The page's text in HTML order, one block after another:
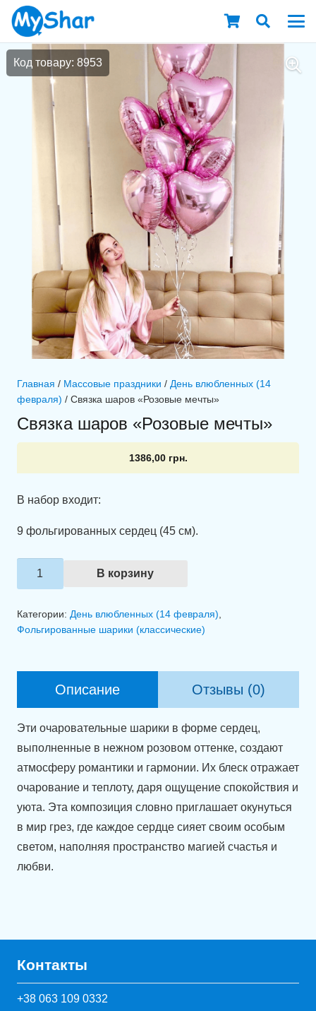
Код товару: 8953
Главная / Массовые праздники / День влюбленных (14
февраля) / Связка шаров «Розовые мечты»
Связка шаров «Розовые мечты»
1386,00 грн.
В набор входит:
9 фольгированных сердец (45 см).
Количество
товара
шаров
В корзину
Категории: День влюбленных (14 февраля),
Фольгированные шарики (классические)
Описание Отзывы (0)
Эти очаровательные шарики в форме сердец,
выполненные в нежном розовом оттенке, создают
атмосферу романтики и гармонии. Их блеск отражает
очарование и теплоту, даря ощущение спокойствия и
уюта. Эта композиция словно приглашает окунуться
в мир грез, где каждое сердце сияет своим особым
светом, наполняя пространство магией счастья и
любви.
Контакты
+38 063 109 0332